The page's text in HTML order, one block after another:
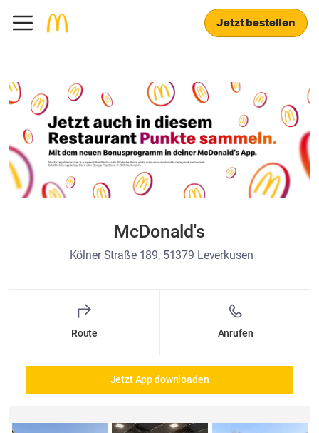
Jetzt bestellen
McDonald's
Kölner Straße 189, 51379 Leverkusen
Route Anrufen
Jetzt App downloaden